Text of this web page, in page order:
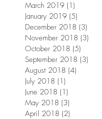
March 2019 (1)
January 2019 (5)
December 2018 (3)
November 2018 (3)
October 2018 (5)
September 2018 (3)
August 2018 (4)
July 2018 (1)
June 2018 (1)
May 2018 (3)
April 2018 (2)